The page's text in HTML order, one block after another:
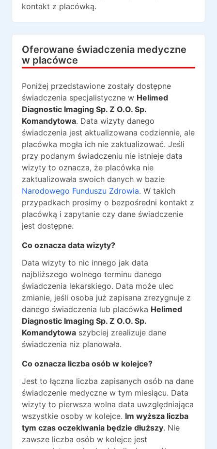
kontakt z placówką.
Oferowane świadczenia medyczne
w placówce
Poniżej przedstawione zostały dostępne
świadczenia specjalistyczne w Helimed
Diagnostic Imaging Sp. Z O.O. Sp.
Komandytowa. Data wizyty danego
świadczenia jest aktualizowana codziennie, ale
placówka mogła ich nie zaktualizować. Jeśli
przy podanym świadczeniu nie istnieje data
wizyty to oznacza, że placówka nie
zaktualizowała swoich danych w bazie
Narodowego Funduszu Zdrowia. W takich
przypadkach prosimy o bezpośredni kontakt z
placówką i zapytanie czy dane świadczenie
jest dostępne.
Co oznacza data wizyty?
Data wizyty to nic innego jak data
najbliższego wolnego terminu danego
świadczenia lekarskiego. Data może ulec
zmianie, jeśli osoba już zapisana zrezygnuje z
danego świadczenia lub placówka Helimed
Diagnostic Imaging Sp. Z O.O. Sp.
Komandytowa szybciej zrealizuje dane
świadczenia niz planowała.
Co oznacza liczba osób w kolejce?
Jest to łączna liczba zapisanych osób na dane
świadczenie medyczne w tym miesiącu. Data
wizyty to pierwsza wolna data uwzględniająca
wszystkie osoby w kolejce. Im wyższa liczba
tym czas oczekiwania będzie dłuższy. Nie
zawsze liczba osób w kolejce jest